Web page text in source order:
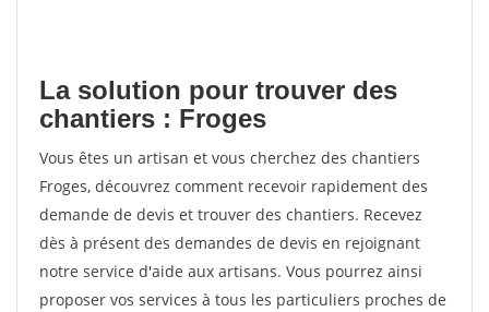
La solution pour trouver des
chantiers : Froges
Vous êtes un artisan et vous cherchez des chantiers
Froges, découvrez comment recevoir rapidement des
demande de devis et trouver des chantiers. Recevez
dès à présent des demandes de devis en rejoignant
notre service d'aide aux artisans. Vous pourrez ainsi
proposer vos services à tous les particuliers proches de